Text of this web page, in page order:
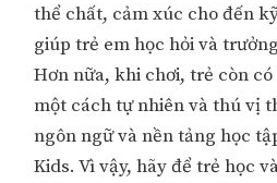
thể chất, cảm xúc cho đến
giúp trẻ em học hỏi và
Hơn nữa, khi chơi, trẻ còn
một cách tự nhiên và thú vị
ngôn ngữ và nền tảng học
Kids. Vì vậy, hãy để trẻ học